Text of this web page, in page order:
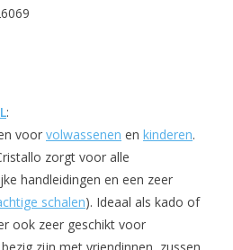
:
voor volwassenen en kinderen.
zorgt voor alle
handleidingen en een zeer
schalen). Ideaal als kado of
ook zeer geschikt voor